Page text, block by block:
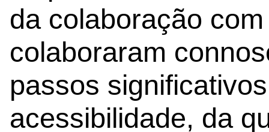
da colaboração
colaboraram
passos
acessibilidade, da